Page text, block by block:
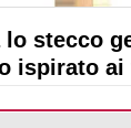
stecco
ispirato ai